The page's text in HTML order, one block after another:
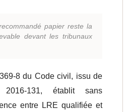
papier reste la
devant les tribunaux
8 du Code civil, issu de
2016-131, établit sans
entre LRE qualifiée et